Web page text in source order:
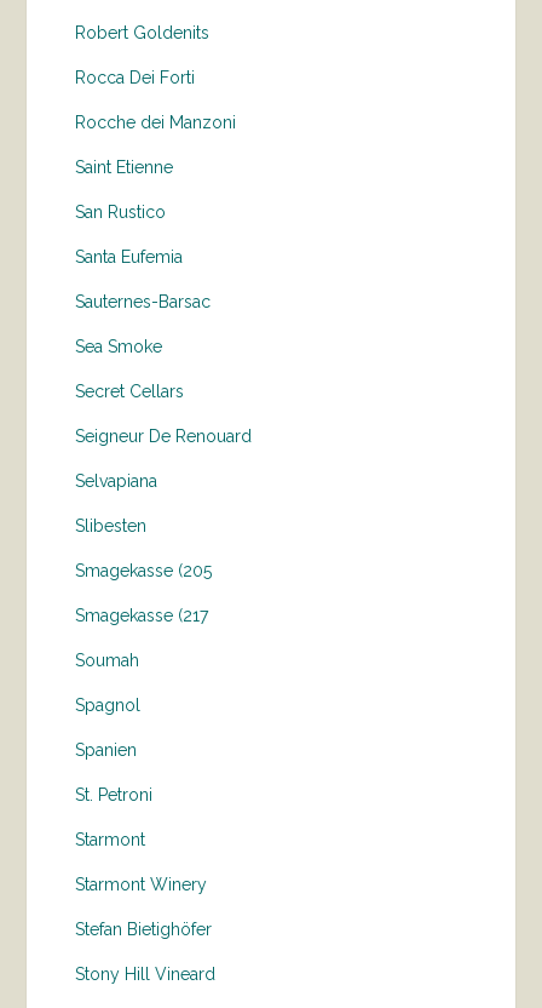
Robert Goldenits
Rocca Dei Forti
Rocche dei Manzoni
Saint Etienne
San Rustico
Santa Eufemia
Sauternes-Barsac
Sea Smoke
Secret Cellars
Seigneur De Renouard
Selvapiana
Slibesten
Smagekasse (205
Smagekasse (217
Soumah
Spagnol
Spanien
St. Petroni
Starmont
Starmont Winery
Stefan Bietighöfer
Stony Hill Vineard